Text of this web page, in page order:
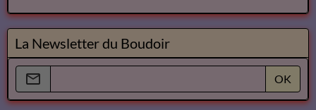
La Newsletter du Boudoir
OK